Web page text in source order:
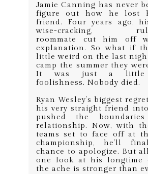
Jamie Canning has never
figure out how he lost
friend. Four years ago,
wise-cracking, rule-
roommate cut him off
explanation. So what if
little weird on the last
camp the summer they
It was just a little
foolishness. Nobody died.
Ryan Wesley’s biggest
his very straight friend
pushed the
relationship. Now, with
teams set to face off at
championship, he’ll
chance to apologize. But
one look at his longtime
the ache is stronger than